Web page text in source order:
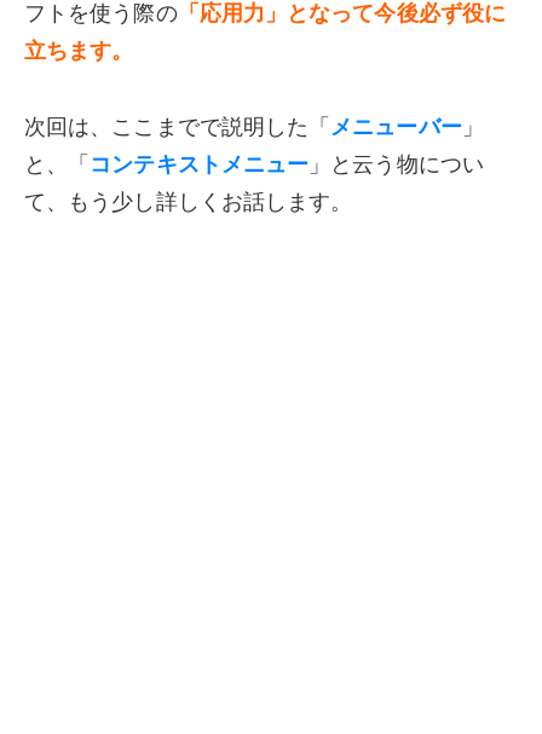
フトを使う際の「応用力」となって今後必ず役に
立ちます。
次回は、ここまでで説明した「 メニューバー」
と、「 コンテキストメニュー 」と云う物につい
て、もう少し詳しくお話します。